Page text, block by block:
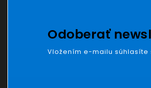
Odoberať
Vložením e-mailu súhlasíte